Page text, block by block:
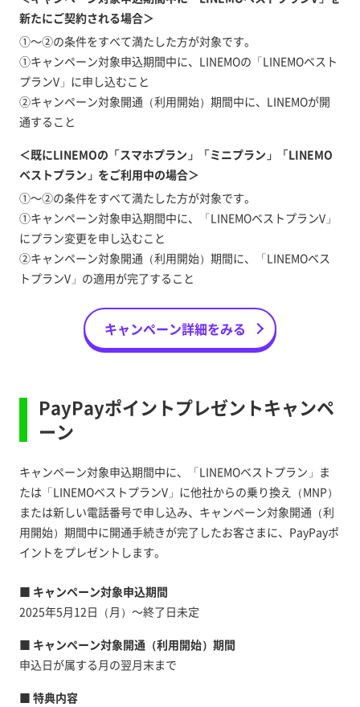
新たにご契約される場合＞
①～②の条件をすべて満たした方が対象です。
①キャンペーン対象申込期間中に、LINEMOの「LINEMOベスト
プランV」に申し込むこと
②キャンペーン対象開通（利用開始）期間中に、LINEMOが開
通すること
＜既にLINEMOの「スマホプラン」「ミニプラン」「LINEMO
ベストプラン」をご利用中の場合＞
①～②の条件をすべて満たした方が対象です。
①キャンペーン対象申込期間中に、「LINEMOベストプランV」
にプラン変更を申し込むこと
②キャンペーン対象開通（利用開始）期間に、「LINEMOベス
トプランV」の適用が完了すること
キャンペーン詳細をみる
PayPayポイントプレゼントキャンペ
ーン
キャンペーン対象申込期間中に、「LINEMOベストプラン」ま
たは「LINEMOベストプランV」に他社からの乗り換え（MNP）
または新しい電話番号で申し込み、キャンペーン対象開通（利
用開始）期間中に開通手続きが完了したお客さまに、PayPayポ
イントをプレゼントします。
■ キャンペーン対象申込期間
2025年5月12日（月）～終了日未定
■ キャンペーン対象開通（利用開始）期間
申込日が属する月の翌月末まで
■ 特典内容